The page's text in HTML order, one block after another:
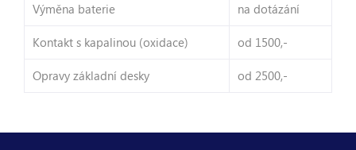
Výměna baterie na dotázání
Kontakt s kapalinou (oxidace) od 1500,-
Opravy základní desky od 2500,-